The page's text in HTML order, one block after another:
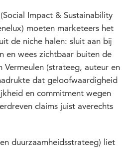
Impact & Sustainability
moeten marketeers het
de niche halen: sluit aan bij
en wees zichtbaar buiten de
Vermeulen (strateeg, auteur en
dat geloofwaardigheid
en commitment wegen
claims juist averechts
duurzaamheidsstrateeg) liet